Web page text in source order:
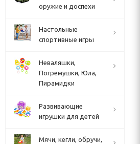
оружие и доспехи
Настольные
спортивные игры
Неваляшки,
Погремушки, Юла,
Пирамидки
Развивающие
игрушки для детей
Мячи, кегли, обручи,